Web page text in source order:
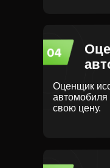
Оценщик
свою цену.